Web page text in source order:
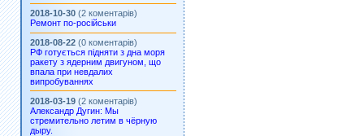
2018-10-30 (2 коментарів)
Ремонт по-російськи
2018-08-22 (0 коментарів)
РФ готується підняти з дна моря
ракету з ядерним двигуном, що
впала при невдалих
випробуваннях
2018-03-19 (2 коментарів)
Александр Дугин: Мы
стремительно летим в чёрную
дыру.